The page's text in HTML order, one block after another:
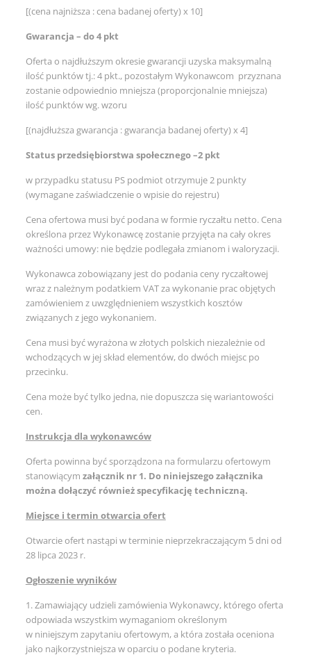
[(cena najniższa : cena badanej oferty) x 10]
Gwarancja – do 4 pkt
Oferta o najdłuższym okresie gwarancji uzyska maksymalną
ilość punktów tj.: 4 pkt., pozostałym Wykonawcom przyznana
zostanie odpowiednio mniejsza (proporcjonalnie mniejsza)
ilość punktów wg. wzoru
[(najdłuższa gwarancja : gwarancja badanej oferty) x 4]
Status przedsiębiorstwa społecznego –2 pkt
w przypadku statusu PS podmiot otrzymuje 2 punkty
(wymagane zaświadczenie o wpisie do rejestru)
Cena ofertowa musi być podana w formie ryczałtu netto. Cena
określona przez Wykonawcę zostanie przyjęta na cały okres
ważności umowy: nie będzie podlegała zmianom i waloryzacji.
Wykonawca zobowiązany jest do podania ceny ryczałtowej
wraz z należnym podatkiem VAT za wykonanie prac objętych
zamówieniem z uwzględnieniem wszystkich kosztów
związanych z jego wykonaniem.
Cena musi być wyrażona w złotych polskich niezależnie od
wchodzących w jej skład elementów, do dwóch miejsc po
przecinku.
Cena może być tylko jedna, nie dopuszcza się wariantowości
cen.
Instrukcja dla wykonawców
Oferta powinna być sporządzona na formularzu ofertowym
stanowiącym załącznik nr 1. Do niniejszego załącznika
można dołączyć również specyfikację techniczną.
Miejsce i termin otwarcia ofert
Otwarcie ofert nastąpi w terminie nieprzekraczającym 5 dni od
28 lipca 2023 r.
Ogłoszenie wyników
1. Zamawiający udzieli zamówienia Wykonawcy, którego oferta
odpowiada wszystkim wymaganiom określonym
w niniejszym zapytaniu ofertowym, a która została oceniona
jako najkorzystniejsza w oparciu o podane kryteria.